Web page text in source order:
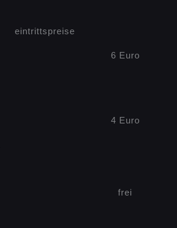
eintrittspreise
6 Euro
4 Euro
frei